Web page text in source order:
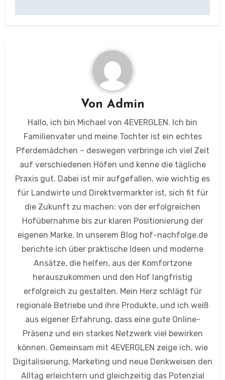
Von Admin
Hallo, ich bin Michael von 4EVERGLEN. Ich bin
Familienvater und meine Tochter ist ein echtes
Pferdemädchen – deswegen verbringe ich viel Zeit
auf verschiedenen Höfen und kenne die tägliche
Praxis gut. Dabei ist mir aufgefallen, wie wichtig es
für Landwirte und Direktvermarkter ist, sich fit für
die Zukunft zu machen: von der erfolgreichen
Hofübernahme bis zur klaren Positionierung der
eigenen Marke. In unserem Blog hof-nachfolge.de
berichte ich über praktische Ideen und moderne
Ansätze, die helfen, aus der Komfortzone
herauszukommen und den Hof langfristig
erfolgreich zu gestalten. Mein Herz schlägt für
regionale Betriebe und ihre Produkte, und ich weiß
aus eigener Erfahrung, dass eine gute Online-
Präsenz und ein starkes Netzwerk viel bewirken
können. Gemeinsam mit 4EVERGLEN zeige ich, wie
Digitalisierung, Marketing und neue Denkweisen den
Alltag erleichtern und gleichzeitig das Potenzial